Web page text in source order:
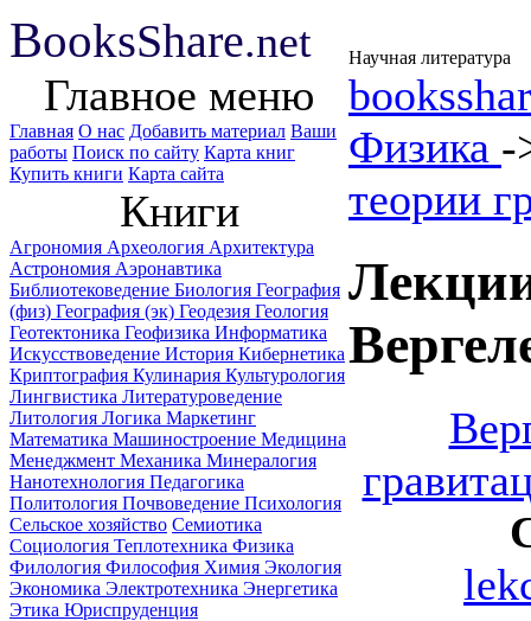
BooksShare.net Научная литература
Главное меню
Главная О нас Добавить материал Ваши
работы Поиск по сайту Карта книг
Купить книги Карта сайта
Книги
Агрономия Археология Архитектура
Астрономия Аэронавтика
Библиотековедение Биология География
(физ) География (эк) Геодезия Геология
Геотектоника Геофизика Информатика
Искусствоведение История Кибернетика
Криптография Кулинария Культурология
Лингвистика Литературоведение
Литология Логика Маркетинг
Математика Машиностроение Медицина
Менеджмент Механика Минералогия
Нанотехнология Педагогика
Политология Почвоведение Психология
Сельское хозяйство Семиотика
Социология Теплотехника Физика
Филология Философия Химия Экология
Экономика Электротехника Энергетика
Этика Юриспруденция
Физика -
теории